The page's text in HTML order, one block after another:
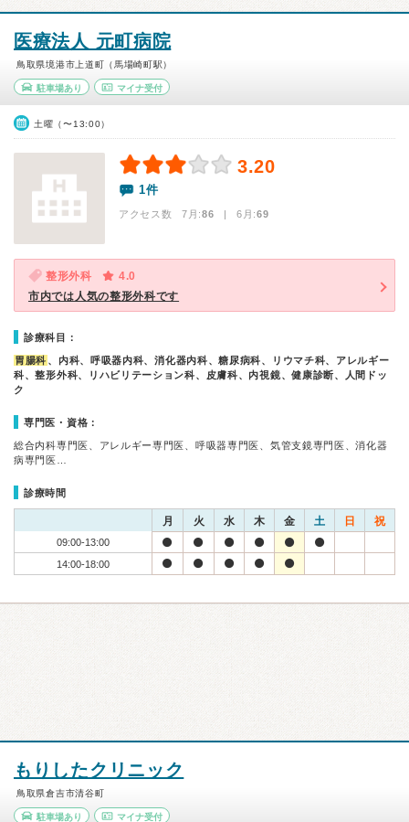
医療法人 元町病院
鳥取県境港市上道町（馬場崎町駅）
駐車場あり マイナ受付
土曜（〜13:00）
3.20
1件
アクセス数 7月:86 | 6月:69
整形外科
4.0
市内では人気の整形外科です
診療科目：
胃腸科 、内科、呼吸器内科、消化器内科、糖尿病科、リウマチ科、アレルギー
科、整形外科、リハビリテーション科、皮膚科、内視鏡、健康診断、人間ドッ
ク
専門医・資格：
総合内科専門医、アレルギー専門医、呼吸器専門医、気管支鏡専門医、消化器
病専門医…
診療時間
月 火 水 木 金 土 日 祝
09:00-13:00
14:00-18:00
もりしたクリニック
鳥取県倉吉市清谷町
駐車場あり マイナ受付